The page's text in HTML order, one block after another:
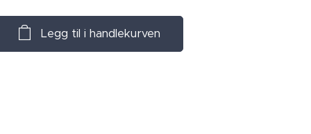
Legg til i handlekurven